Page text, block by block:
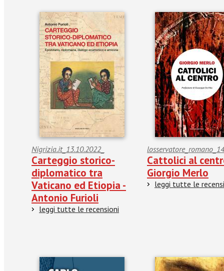
Nigrizia.it_13.10.2022_
Carteggio storico-
diplomatico tra
Vaticano ed Etiopia -
Antonio Furioli
leggi tutte le recensioni
Cattolici al
Giorgio Merlo
leggi tutte le